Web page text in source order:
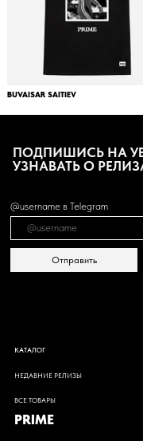
BUVAISAR SAITIEV
@username в Telegram
Отправить
ПОДПИШИСЬ НА
УЗНАВАТЬ О
НЕДАВНИЕ РЕЛИЗЫ
ВСЕ ТОВАРЫ
PRIME
КАТАЛОГ